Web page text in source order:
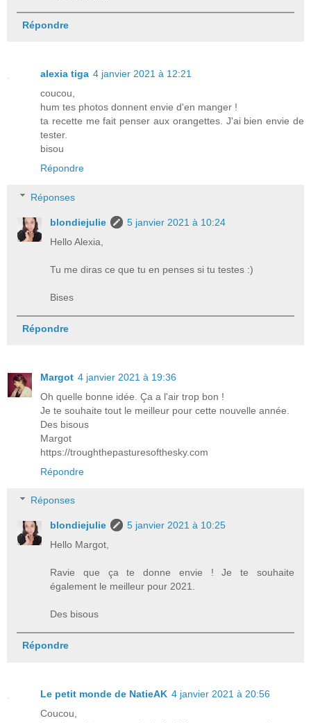
Répondre
alexia tiga 4 janvier 2021 à 12:21
coucou,
hum tes photos donnent envie d'en manger !
ta recette me fait penser aux orangettes. J'ai bien envie de
tester.
bisou
Répondre
Réponses
blondiejulie
5 janvier 2021 à 10:24
Hello Alexia,
Tu me diras ce que tu en penses si tu testes :)
Bises
Répondre
Margot 4 janvier 2021 à 19:36
Oh quelle bonne idée. Ça a l'air trop bon !
Je te souhaite tout le meilleur pour cette nouvelle année.
Des bisous
Margot
https://troughthepasturesofthesky.com
Répondre
Réponses
blondiejulie
5 janvier 2021 à 10:25
Hello Margot,
Ravie que ça te donne envie ! Je te souhaite
également le meilleur pour 2021.
Des bisous
Répondre
Le petit monde de NatieAK 4 janvier 2021 à 20:56
Coucou,